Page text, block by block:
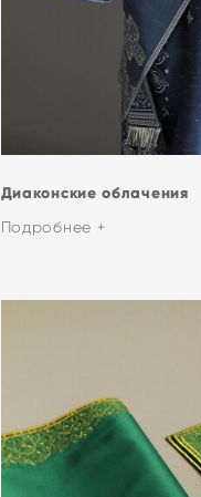
Диаконские облачения
Подробнее +